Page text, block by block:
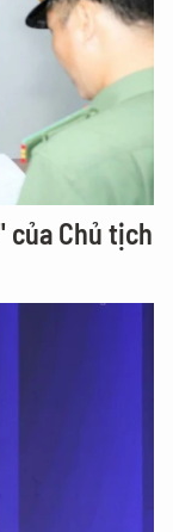
của Chủ tịch